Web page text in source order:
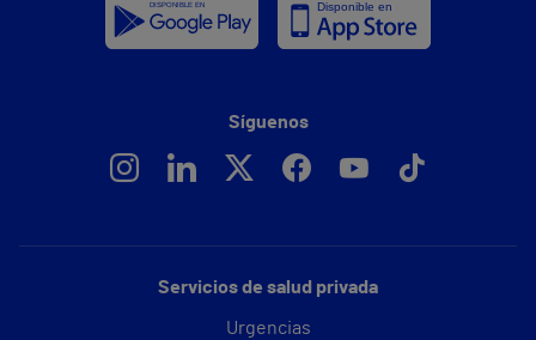
Servicios de salud privada
Urgencias
Síguenos